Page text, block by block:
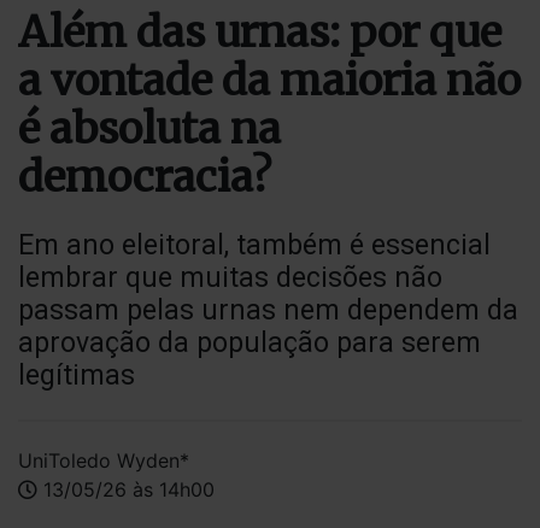
Além das urnas: por que
a vontade da maioria não
é absoluta na
democracia?
Em ano eleitoral, também é essencial
lembrar que muitas decisões não
passam pelas urnas nem dependem da
aprovação da população para serem
legítimas
UniToledo Wyden*
13/05/26 às 14h00